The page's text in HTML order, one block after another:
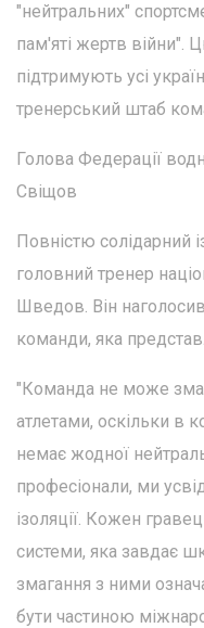
"нейтральних"
пам'яті жертв війни".
підтримують усі
тренерський штаб
Голова Федерації
Свіщов
Повністю солідарний
головний тренер
Шведов. Він
команди, яка
"Команда не може
атлетами, оскільки в
немає жодної
професіонали, ми
ізоляції. Кожен
системи, яка завдає
змагання з ними
бути частиною